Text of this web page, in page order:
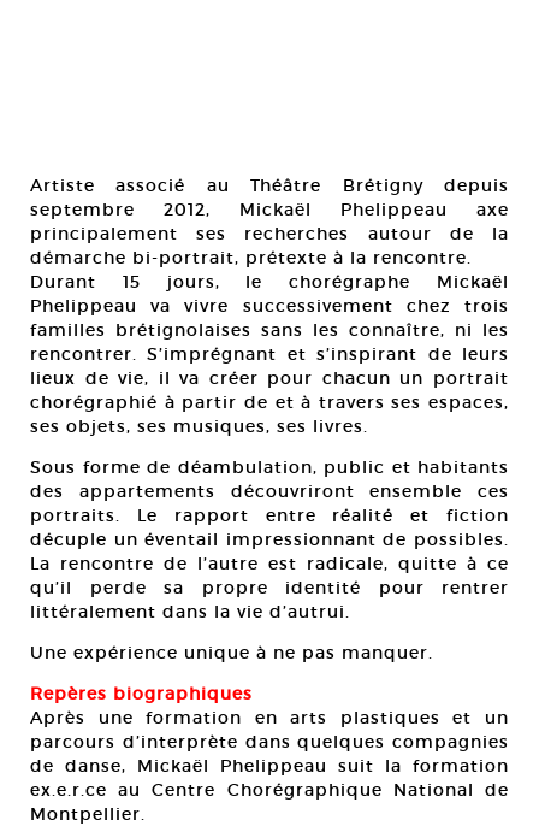
Artiste associé au Théâtre Brétigny depuis
septembre 2012, Mickaël Phelippeau axe
principalement ses recherches autour de la
démarche bi-portrait, prétexte à la rencontre.
Durant 15 jours, le chorégraphe Mickaël
Phelippeau va vivre successivement chez trois
familles brétignolaises sans les connaître, ni les
rencontrer. S’imprégnant et s’inspirant de leurs
lieux de vie, il va créer pour chacun un portrait
chorégraphié à partir de et à travers ses espaces,
ses objets, ses musiques, ses livres.
Sous forme de déambulation, public et habitants
des appartements découvriront ensemble ces
portraits. Le rapport entre réalité et fiction
décuple un éventail impressionnant de possibles.
La rencontre de l’autre est radicale, quitte à ce
qu’il perde sa propre identité pour rentrer
littéralement dans la vie d’autrui.
Une expérience unique à ne pas manquer.
Repères biographiques
Après une formation en arts plastiques et un
parcours d’interprète dans quelques compagnies
de danse, Mickaël Phelippeau suit la formation
ex.e.r.ce au Centre Chorégraphique National de
Montpellier.